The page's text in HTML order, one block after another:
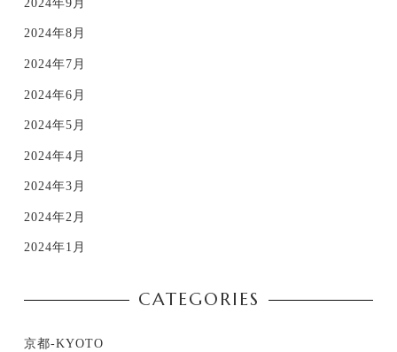
2024年8月
2024年7月
2024年6月
2024年5月
2024年4月
2024年3月
2024年2月
2024年1月
CATEGORIES
京都-KYOTO